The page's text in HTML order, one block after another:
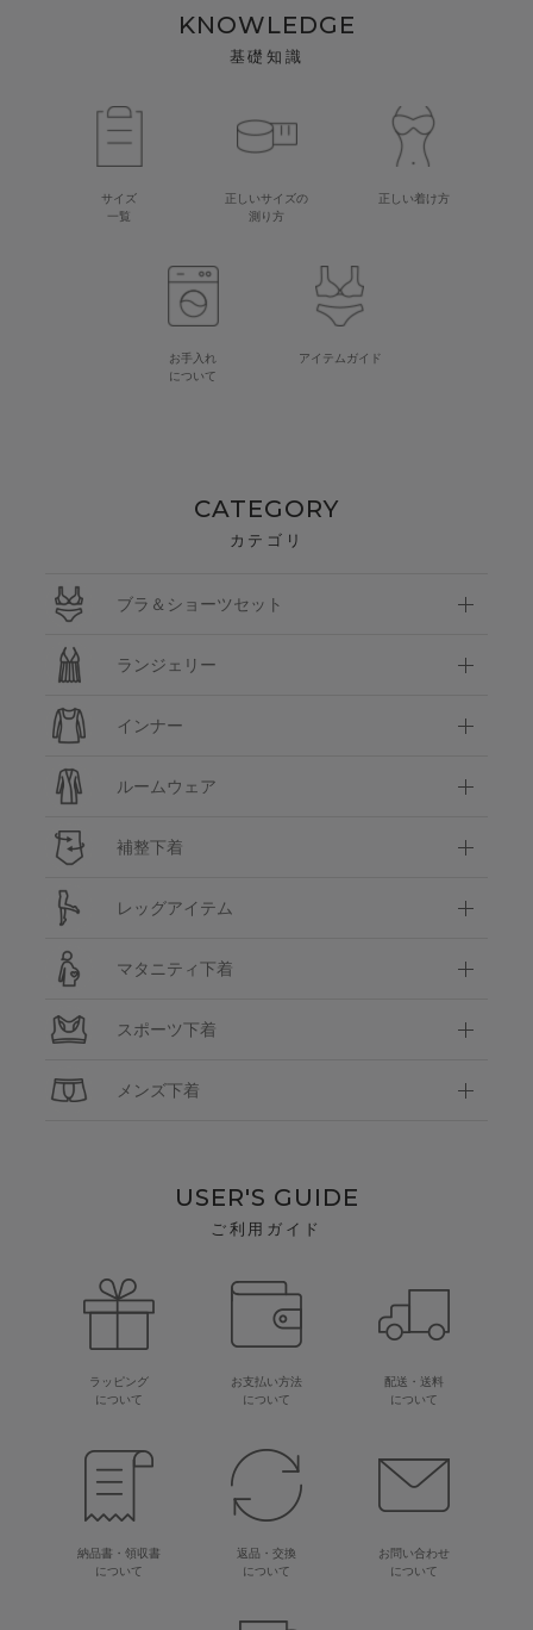
KNOWLEDGE
基礎知識
サイズ
一覧
正しいサイズの
測り方
正しい着け方
お手入れ
について
アイテムガイド
CATEGORY
カテゴリ
ブラ＆ショーツセット
ランジェリー
インナー
ルームウェア
補整下着
レッグアイテム
マタニティ下着
スポーツ下着
メンズ下着
USER'S GUIDE
ご利用ガイド
ラッピング
について
お支払い方法
について
配送・送料
について
納品書・領収書
について
返品・交換
について
お問い合わせ
について